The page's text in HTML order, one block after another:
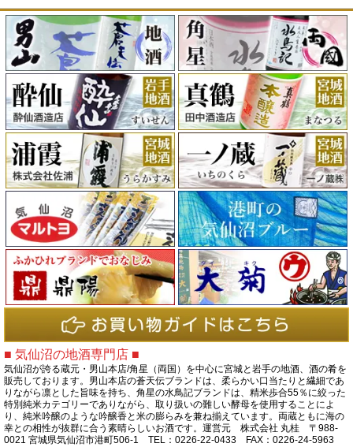
■ 気仙沼の地酒専門店 ■
気仙沼が誇る蔵元・男山本店/角星（両国）を中心に宮城と岩手の地酒、酒の肴を
販売しております。男山本店の蒼天伝ブランドは、柔らかい口当たりと繊細であ
りながら凛とした旨味を持ち、角星の水鳥記ブランドは、精米歩合55％に絞った
特別純米カテゴリーでありながら、取り扱いの難しい酵母を使用することによ
り、純米吟醸のような吟醸香と米の膨らみを兼ね揃えています。両蔵ともに海の
幸との相性が抜群に合う素晴らしいお酒です。運営元 株式会社 丸桂 〒988-
0021 宮城県気仙沼市港町506-1 TEL：0226-22-0433 FAX：0226-24-5963